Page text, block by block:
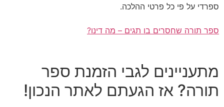
ספרדי על פי כל פרטי ההלכה.
ספר תורה שחסרים בו תגים – מה דינו?
מתעניינים לגבי הזמנת ספר
תורה? אז הגעתם לאתר הנכון!